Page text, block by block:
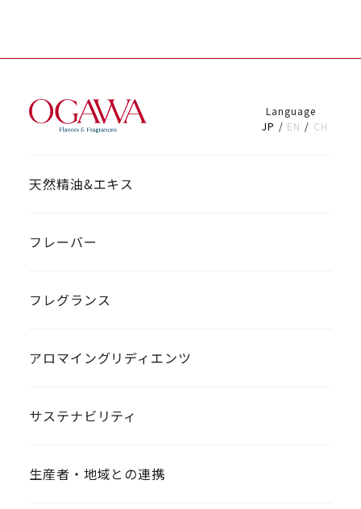
Language
JP
EN CH
天然精油&エキス
フレーバー
フレグランス
アロマイングリディエンツ
サステナビリティ
生産者・地域との連携